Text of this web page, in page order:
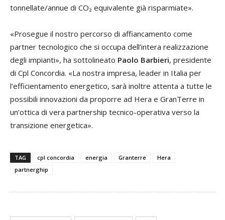
tonnellate/annue di CO₂ equivalente già risparmiate».
«Prosegue il nostro percorso di affiancamento come
partner tecnologico che si occupa dell’intera realizzazione
degli impianti», ha sottolineato Paolo Barbieri, presidente
di Cpl Concordia. «La nostra impresa, leader in Italia per
l’efficientamento energetico, sarà inoltre attenta a tutte le
possibili innovazioni da proporre ad Hera e GranTerre in
un’ottica di vera partnership tecnico-operativa verso la
transizione energetica».
TAG cpl concordia energia Granterre
Hera
partnerghip